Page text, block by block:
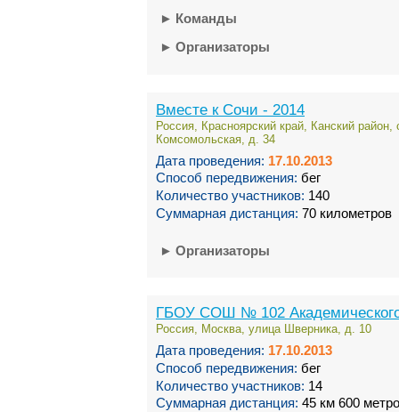
► Команды
► Организаторы
Вместе к Сочи - 2014
Россия, Красноярский край, Канский район,
Комсомольская, д. 34
Дата проведения: 17.10.2013
Способ передвижения: бег
Количество участников: 140
Суммарная дистанция: 70 километров
► Организаторы
ГБОУ СОШ № 102
Россия, Москва, улица Шверника, д. 10
Дата проведения: 17.10.2013
Способ передвижения: бег
Количество участников: 14
Суммарная дистанция: 45 км 600